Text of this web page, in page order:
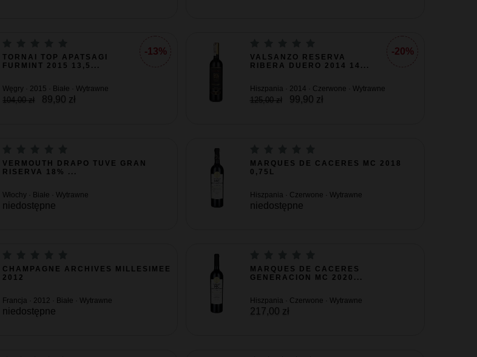
-13%
TORNAI TOP APATSAGI
FURMINT 2015 13,5...
Węgry · 2015 · Białe · Wytrawne
104,00 zł 89,90 zł
-20%
VALSANZO RESERVA
RIBERA DUERO 2014 14...
Hiszpania · 2014 · Czerwone · Wytrawne
125,00 zł 99,90 zł
VERMOUTH DRAPO TUVE GRAN
RISERVA 18% ...
Włochy · Białe · Wytrawne
niedostępne
MARQUES DE CACERES MC 2018
0,75L
Hiszpania · Czerwone · Wytrawne
niedostępne
CHAMPAGNE ARCHIVES MILLESIMEE
2012
Francja · 2012 · Białe · Wytrawne
niedostępne
MARQUES DE CACERES
GENERACION MC 2020...
Hiszpania · Czerwone · Wytrawne
217,00 zł